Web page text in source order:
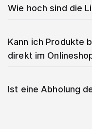
Wie hoch sind die
Kann ich Produkte
direkt im
Ist eine Abholung